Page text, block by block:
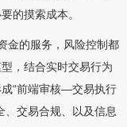
的摸索成本。
金的服务，风险控制都
，结合实时交易行为
“前端审核—交易执行
交易合规、以及信息